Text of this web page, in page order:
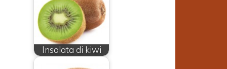
Insalata di kiwi